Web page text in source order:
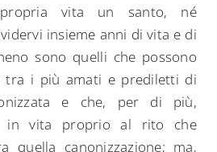
vita un santo, né
insieme anni di vita e di
sono quelli che possono
tra i più amati e prediletti di
e che, per di più,
in vita proprio al rito che
quella canonizzazione; ma,